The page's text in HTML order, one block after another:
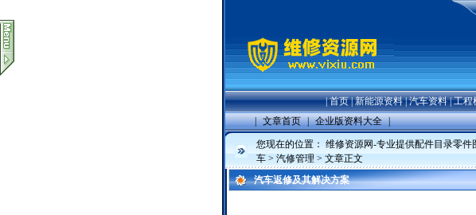
|首页|新能源资料|汽车资料|工程
| 文章首页 | 企业版资料大全 |
您现在的位置： 维修资源网-专业提供配件目录零
车 > 汽修管理 > 文章正文
汽车返修及其解决方案